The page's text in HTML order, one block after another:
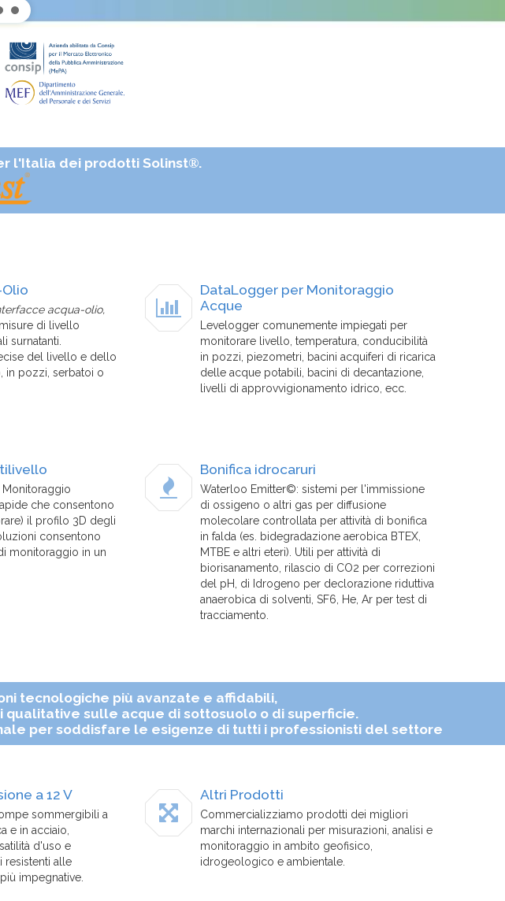
l'Italia dei prodotti Solinst®.
acqua-olio,
di livello
surnatanti.
del livello e dello
in pozzi, serbatoi o
DataLogger per Monitoraggio
Acque
Levelogger comunemente impiegati per
monitorare livello, temperatura, conducibilità
in pozzi, piezometri, bacini acquiferi di ricarica
delle acque potabili, bacini di decantazione,
livelli di approvvigionamento idrico, ecc.
che consentono
il profilo 3D degli
consentono
monitoraggio in un
Bonifica idrocaruri
Waterloo Emitter©: sistemi per l'immissione
di ossigeno o altri gas per diffusione
molecolare controllata per attività di bonifica
in falda (es. bidegradazione aerobica BTEX,
MTBE e altri eteri). Utili per attività di
biorisanamento, rilascio di CO2 per correzioni
del pH, di Idrogeno per declorazione riduttiva
anaerobica di solventi, SF6, He, Ar per test di
tracciamento.
tecnologiche più avanzate e affidabili,
sulle acque di sottosuolo o di superficie.
per soddisfare le esigenze di tutti i professionisti del settore
a 12 V
sommergibili a
e in acciaio,
d'uso e
resistenti alle
impegnative.
Altri Prodotti
Commercializziamo prodotti dei migliori
marchi internazionali per misurazioni, analisi e
monitoraggio in ambito geofisico,
idrogeologico e ambientale.